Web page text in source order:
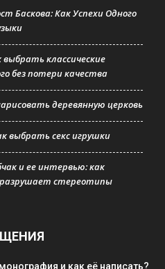
Баскова: Как Успехи Одного
выбрать классические
без потери качества
деревянную церковь
выбрать секс игрушки
и ее интервью: как
стереотипы
и как её написать?